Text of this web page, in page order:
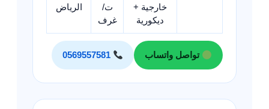
خارجية +
ديكورية
ت/
غرف
الرياض
تواصل واتساب 0569557581